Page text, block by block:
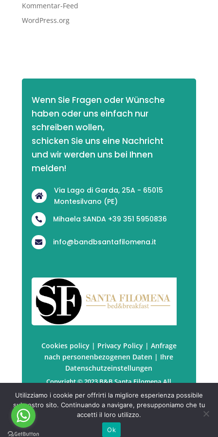
Kommentar-Feed
WordPress.org
Wenn Sie Fragen oder Wünsche
haben oder uns einfach nur
schreiben wollen,
schicken Sie uns eine Nachricht
und wir werden uns bei Ihnen
melden!

Via Lago di Garda, 25A - 65015
Montesilvano (PE)
 Mihaela SANDA +39 351 5950836
 info@bandbsantafilomena.it
Cookies policy| Privacy Policy| Anfrage
nach personenbezogenen Daten | Ihre
Datenschutzeinstellungen
Copyright © 2023 B&B Santa Filomena All
rights reserved. | P.Iva: PRTSDM67B41Z129P
Powered byKuboWeb
Utilizziamo i cookie per offrirti la migliore esperienza possibile
sul nostro sito. Continuando a navigare, presupponiamo che tu
accetti il loro utilizzo.
Ok